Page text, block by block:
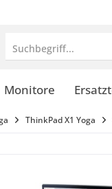
Suchbegriff...
Monitore
ThinkPad X1 Yoga